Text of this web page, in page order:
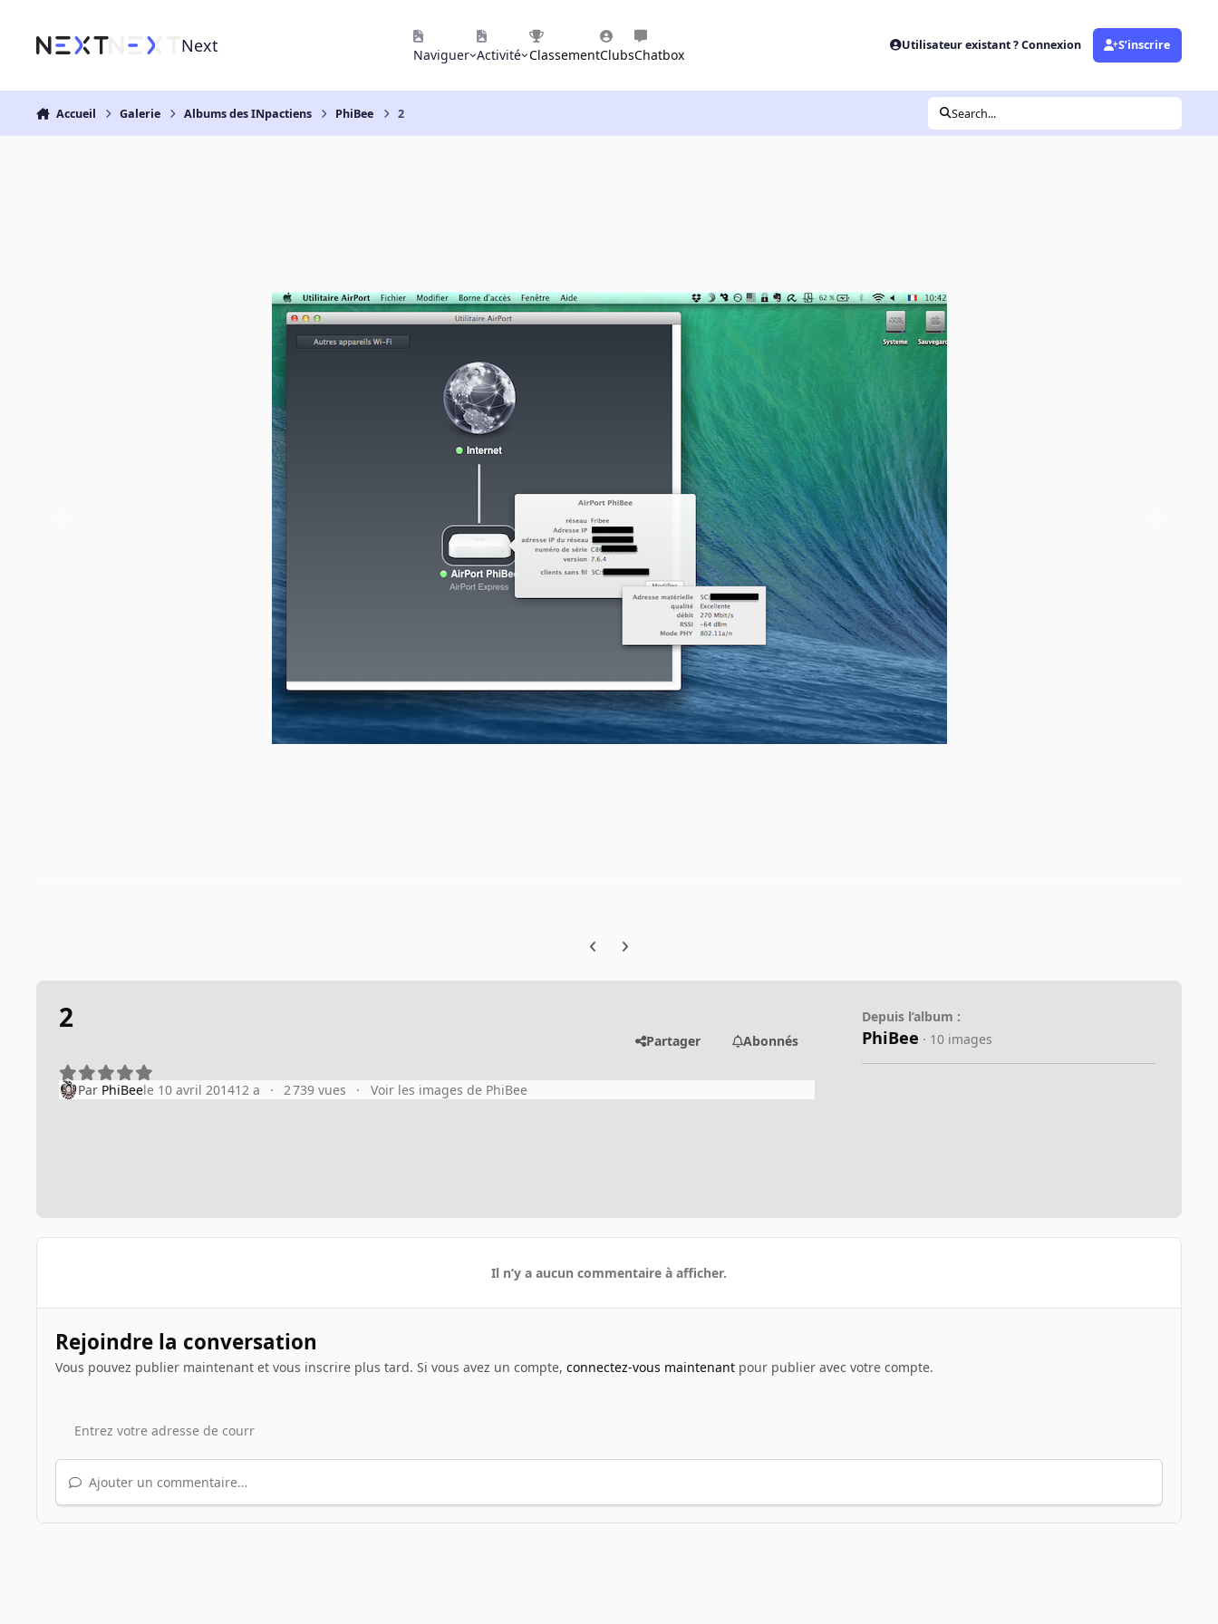
Next Naviguer Activité ClassementClubsChatbox
Utilisateur existant ? Connexion S’inscrire
Accueil Galerie Albums des INpactiens PhiBee 2 Search...
Previous carousel slide
Next carousel slide
2
Partager Abonnés
Par PhiBeele 10 avril 201412 a 2 739 vues Voir les images de PhiBee
Depuis l’album :
PhiBee · 10 images
Il n’y a aucun commentaire à afficher.
Rejoindre la conversation
Vous pouvez publier maintenant et vous inscrire plus tard. Si vous avez un compte, connectez-vous maintenantpour publier avec votre compte.
Ajouter un commentaire…